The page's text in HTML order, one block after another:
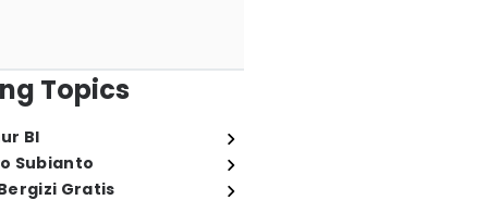
Topics
BI
Subianto
Gratis